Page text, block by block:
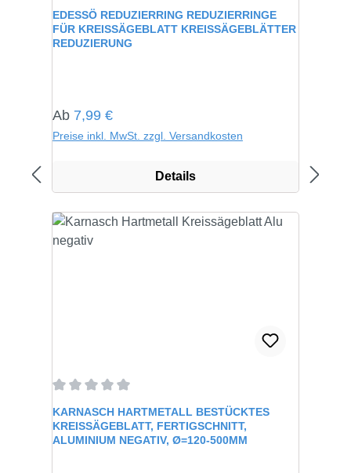
Durchschnittliche Bewertung von 5 von 5 Sternen
EDESSÖ REDUZIERRING REDUZIERRINGE
FÜR KREISSÄGEBLATT KREISSÄGEBLÄTTER
REDUZIERUNG
Regulärer Preis:
Ab 7,99 €
Preise inkl. MwSt. zzgl. Versandkosten
Details
Durchschnittliche Bewertung von 0 von 5 Sternen
KARNASCH HARTMETALL BESTÜCKTES
KREISSÄGEBLATT, FERTIGSCHNITT,
ALUMINIUM NEGATIV, Ø=120-500MM